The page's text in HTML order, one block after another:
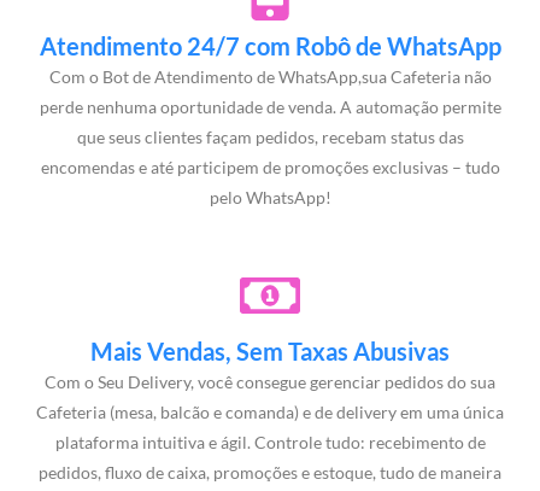
Atendimento 24/7 com Robô de WhatsApp
Com o Bot de Atendimento de WhatsApp,sua Cafeteria não
perde nenhuma oportunidade de venda. A automação permite
que seus clientes façam pedidos, recebam status das
encomendas e até participem de promoções exclusivas – tudo
pelo WhatsApp!
Mais Vendas, Sem Taxas Abusivas
Com o Seu Delivery, você consegue gerenciar pedidos do sua
Cafeteria (mesa, balcão e comanda) e de delivery em uma única
plataforma intuitiva e ágil. Controle tudo: recebimento de
pedidos, fluxo de caixa, promoções e estoque, tudo de maneira